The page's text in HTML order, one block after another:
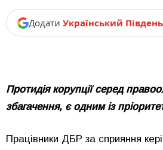
Додати Український Південь
Протидія корупції серед
збагачення, є одним із
Працівники ДБР за сприяння